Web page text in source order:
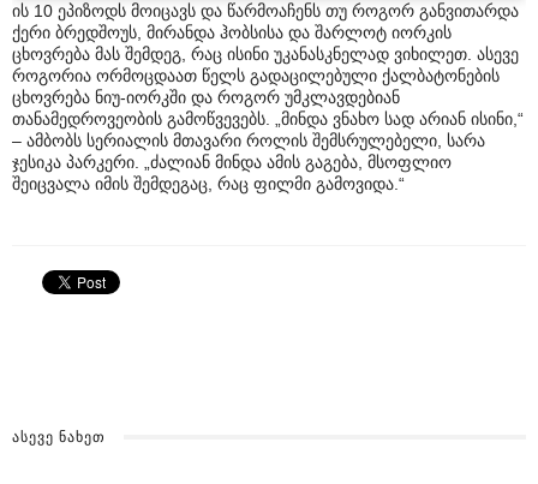
ის 10 ეპიზოდს მოიცავს და წარმოაჩენს თუ როგორ განვითარდა
ქერი ბრედშოუს, მირანდა ჰობსისა და შარლოტ იორკის
ცხოვრება მას შემდეგ, რაც ისინი უკანასკნელად ვიხილეთ. ასევე
როგორია ორმოცდაათ წელს გადაცილებული ქალბატონების
ცხოვრება ნიუ-იორკში და როგორ უმკლავდებიან
თანამედროვეობის გამოწვევებს. „მინდა ვნახო სად არიან ისინი,“
– ამბობს სერიალის მთავარი როლის შემსრულებელი, სარა
ჯესიკა პარკერი. „ძალიან მინდა ამის გაგება, მსოფლიო
შეიცვალა იმის შემდეგაც, რაც ფილმი გამოვიდა.“
ᲐᲡᲔᲕᲔ ᲜᲐᲮᲔᲗ